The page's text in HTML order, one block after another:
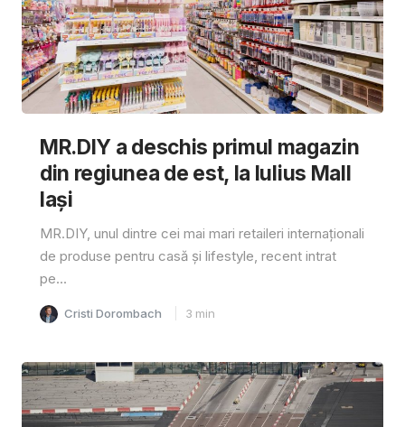
MR.DIY a deschis primul magazin
din regiunea de est, la Iulius Mall
Iași
MR.DIY, unul dintre cei mai mari retaileri internaționali
de produse pentru casă și lifestyle, recent intrat
pe...
Cristi Dorombach 3 min